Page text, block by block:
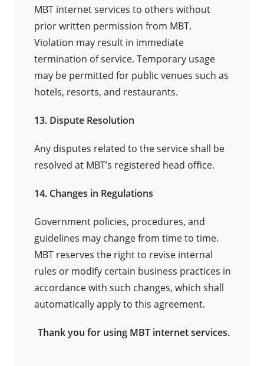
MBT internet services to others without
prior written permission from MBT.
Violation may result in immediate
termination of service. Temporary usage
may be permitted for public venues such as
hotels, resorts, and restaurants.
13. Dispute Resolution
Any disputes related to the service shall be
resolved at MBT’s registered head office.
14. Changes in Regulations
Government policies, procedures, and
guidelines may change from time to time.
MBT reserves the right to revise internal
rules or modify certain business practices in
accordance with such changes, which shall
automatically apply to this agreement.
Thank you for using MBT internet services.